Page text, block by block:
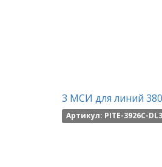
3 МСИ для линий
Артикул: PITE-3926C-